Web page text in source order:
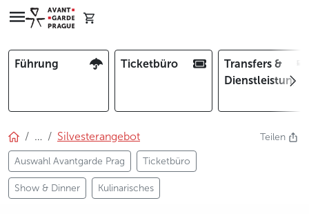
Führung Ticketbüro
Transfers &
… Silvesterangebot
Auswahl Avantgarde Prag Ticketbüro
Show & Dinner Kulinarisches
Teilen